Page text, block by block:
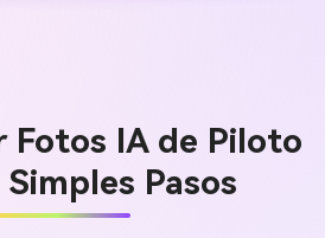
Fotos IA de Piloto
Simples Pasos